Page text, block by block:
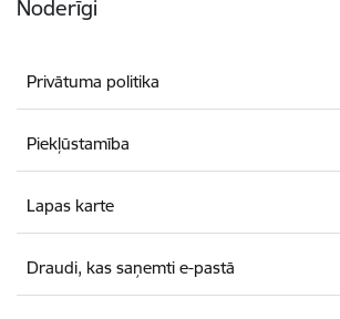
Noderīgi
Privātuma politika
Piekļūstamība
Lapas karte
Draudi, kas saņemti e-pastā